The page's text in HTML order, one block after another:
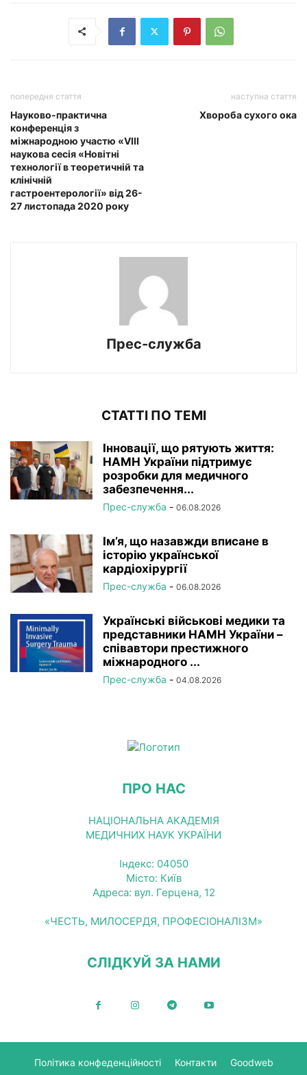
попередня стаття
Науково-практична
конференція з
міжнародною участю «VIII
наукова сесія «Новітні
технології в теоретичній та
клінічній
гастроентерології» від 26-
27 листопада 2020 року
наступна стаття
Хвороба сухого ока
Прес-служба
СТАТТІ ПО ТЕМІ
Інновації, що рятують життя:
НАМН України підтримує
розробки для медичного
забезпечення...
Прес-служба - 06.08.2026
Ім’я, що назавжди вписане в
історію української
кардіохірургії
Прес-служба - 06.08.2026
Українські військові медики та
представники НАМН України –
співавтори престижного
міжнародного ...
Прес-служба - 04.08.2026
ПРО НАС
НАЦІОНАЛЬНА АКАДЕМІЯ
МЕДИЧНИХ НАУК УКРАЇНИ
Індекс: 04050
Місто: Київ
Адреса: вул. Герцена, 12
«ЧЕСТЬ, МИЛОСЕРДЯ, ПРОФЕСІОНАЛІЗМ»
СЛІДКУЙ ЗА НАМИ
Політика конфеденційності Контакти Goodweb